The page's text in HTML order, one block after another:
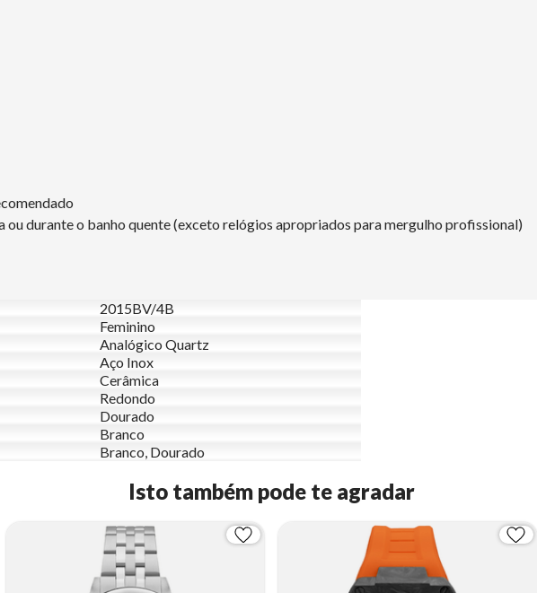
ou durante o banho quente (exceto relógios apropriados para mergulho profissional)
2015BV/4B
Feminino
Analógico Quartz
Aço Inox
Cerâmica
Redondo
Dourado
Branco
Branco, Dourado
Isto também pode te agradar